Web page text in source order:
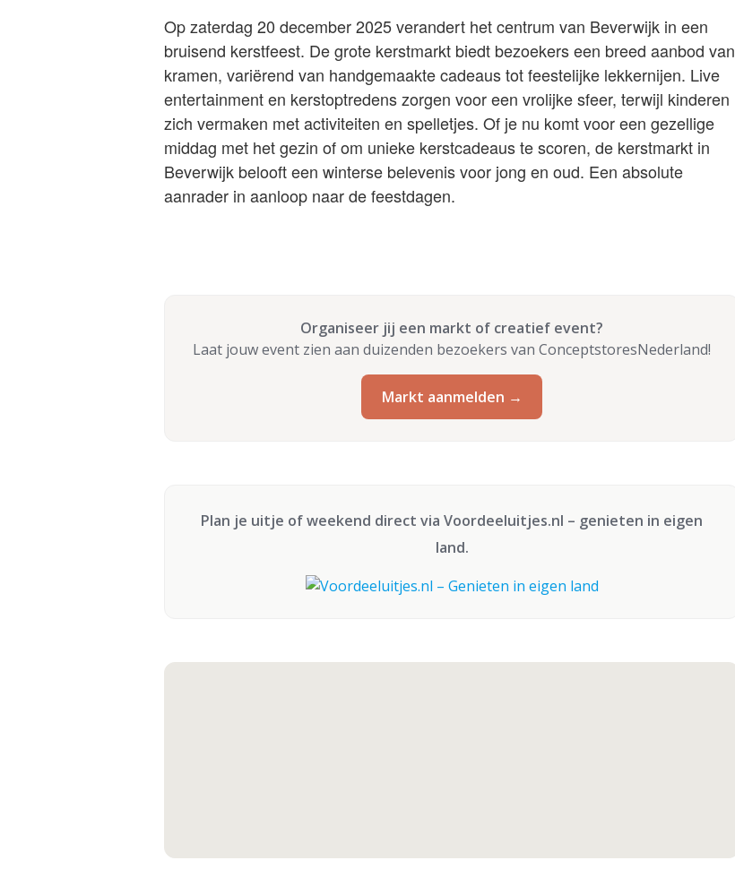
Op zaterdag 20 december 2025 verandert het centrum van Beverwijk in een
bruisend kerstfeest. De grote kerstmarkt biedt bezoekers een breed aanbod van
kramen, variërend van handgemaakte cadeaus tot feestelijke lekkernijen. Live
entertainment en kerstoptredens zorgen voor een vrolijke sfeer, terwijl kinderen
zich vermaken met activiteiten en spelletjes. Of je nu komt voor een gezellige
middag met het gezin of om unieke kerstcadeaus te scoren, de kerstmarkt in
Beverwijk belooft een winterse belevenis voor jong en oud. Een absolute
aanrader in aanloop naar de feestdagen.
Organiseer jij een markt of creatief event?
Laat jouw event zien aan duizenden bezoekers van ConceptstoresNederland!
Markt aanmelden →
Plan je uitje of weekend direct via Voordeeluitjes.nl – genieten in eigen
land.